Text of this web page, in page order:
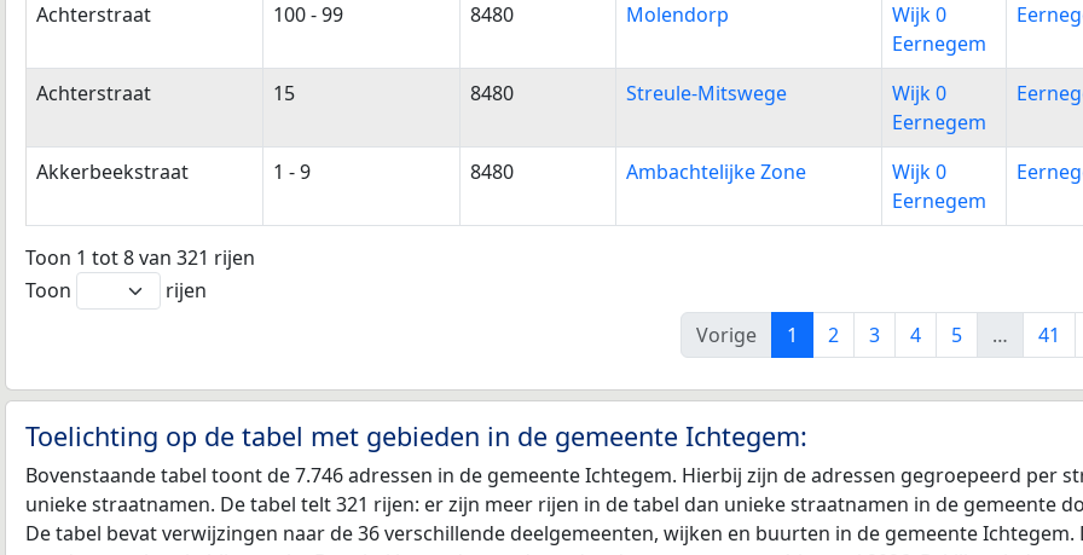
Achterstraat 100 - 99 8480 Molendorp
Wijk 0
Eernegem
Achterstraat 15 8480 Streule-Mitswege
Wijk 0
Eernegem
Akkerbeekstraat 1 - 9 8480 Ambachtelijke Zone
Wijk 0
Eernegem
Toon 1 tot 8 van 321 rijen
Toon
rijen
Vorige
1 2 3 4 5 … 41
Toelichting op de tabel met gebieden in de gemeente Ichtegem:
Bovenstaande tabel toont de 7.746 adressen in de gemeente Ichtegem. Hierbij zijn de adressen gegroepeerd per
unieke straatnamen. De tabel telt 321 rijen: er zijn meer rijen in de tabel dan unieke straatnamen in de gemeente
De tabel bevat verwijzingen naar de 36 verschillende deelgemeenten, wijken en buurten in de gemeente